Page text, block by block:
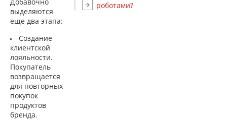
выделяются
еще два этапа:
Создание
клиентской
лояльности.
Покупатель
возвращается
для повторных
покупок
продуктов
бренда.
роботами?